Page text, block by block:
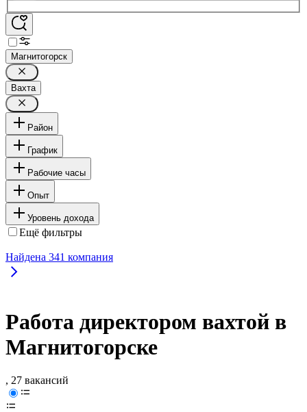
Магнитогорск
Вахта
Район
График
Рабочие часы
Опыт
Уровень дохода
Ещё фильтры
Найдена 341 компания
Работа директором вахтой в
Магнитогорске
, 27 вакансий